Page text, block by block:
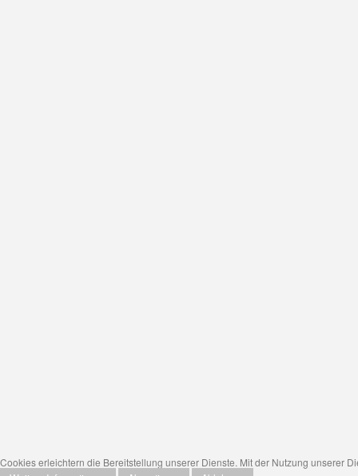
Cookies erleichtern die Bereitstellung unserer Dienste. Mit der Nutzung unserer